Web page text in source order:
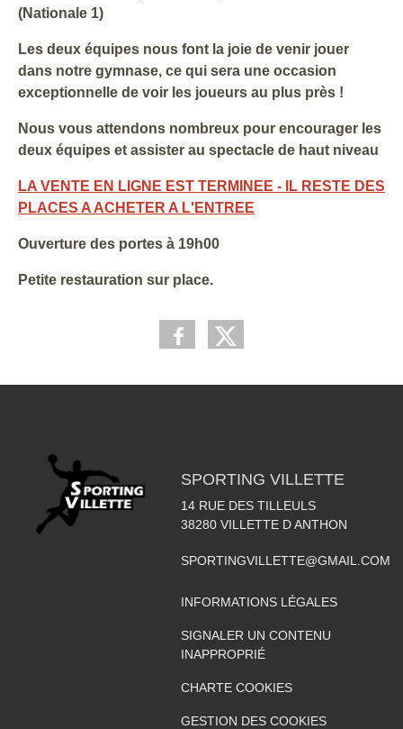
(Nationale 1)
Les deux équipes nous font la joie de venir jouer
dans notre gymnase, ce qui sera une occasion
exceptionnelle de voir les joueurs au plus près !
Nous vous attendons nombreux pour encourager les
deux équipes et assister au spectacle de haut niveau
LA VENTE EN LIGNE EST TERMINEE - IL RESTE DES
PLACES A ACHETER A L'ENTREE
Ouverture des portes à 19h00
Petite restauration sur place.
SPORTING VILLETTE
14 RUE DES TILLEULS
38280 VILLETTE D ANTHON
SPORTINGVILLETTE@GMAIL.COM
INFORMATIONS LÉGALES
SIGNALER UN CONTENU
INAPPROPRIÉ
CHARTE COOKIES
GESTION DES COOKIES